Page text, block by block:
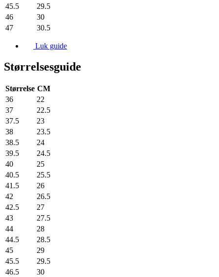
45.5
29.5
46
30
47
30.5
Luk guide
Størrelsesguide
Størrelse CM
36
22
37
22.5
37.5
23
38
23.5
38.5
24
39.5
24.5
40
25
40.5
25.5
41.5
26
42
26.5
42.5
27
43
27.5
44
28
44.5
28.5
45
29
45.5
29.5
46.5
30